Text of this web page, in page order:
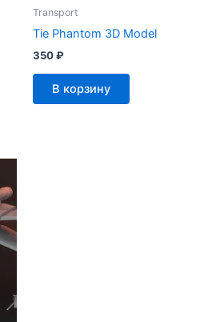
Transport
Tie Phantom 3D Model
350₽
В корзину